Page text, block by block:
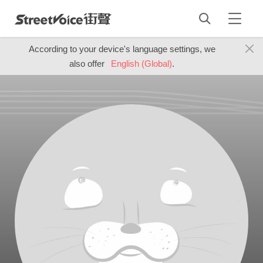
According to your device's language settings, we
also offer
English (Global).